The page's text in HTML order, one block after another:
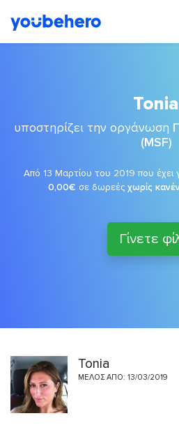
Tonia
υποστηρίζει την οργάνωση
(MSF)
Από 13 Μαρτίου του 2019 που έχει
0,00€ σε δωρεές χωρίς
Γίνετε
Tonia
ΜΈΛΟΣ ΑΠΌ: 13/03/2019